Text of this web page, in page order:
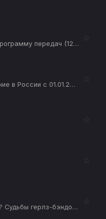
Канал не предоставил программу передач (12+)
☆
Mezzo (прекратил вещание в России с 01.01.2026) (12+)
☆
☆
☆
Ну, где же вы, девчонки? Судьбы герлз-бэндов (12+)
☆